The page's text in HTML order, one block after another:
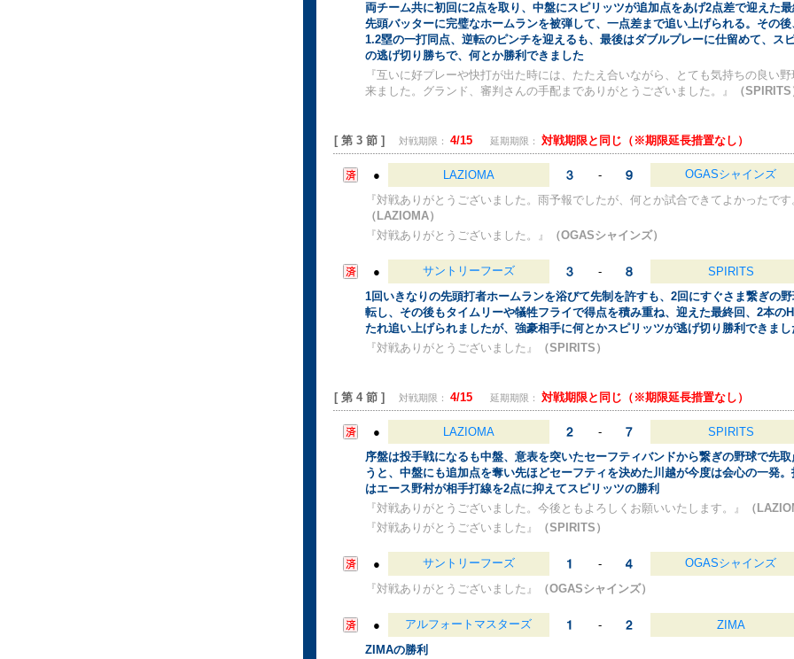
両チーム共に初回に2点を取り、中盤にスピリッツが追加点をあげ2点差で迎えた最
先頭バッターに完璧なホームランを被弾して、一点差まで追い上げられる。その後
1.2塁の一打同点、逆転のピンチを迎えるも、最後はダブルプレーに仕留めて、ス
の逃げ切り勝ちで、何とか勝利できました
『互いに好プレーや快打が出た時には、たたえ合いながら、とても気持ちの良い野
来ました。グランド、審判さんの手配までありがとうございました。』
（SPIRITS
[ 第 3 節 ] 対戦期限： 4/15 延期期限： 対戦期限と同じ（※期限延長措置なし）
● LAZIOMA - OGASシャインズ
『対戦ありがとうございました。雨予報でしたが、何とか試合できてよかったです
（LAZIOMA）
『対戦ありがとうございました。』
（OGASシャインズ）
● サントリーフーズ - SPIRITS
1回いきなりの先頭打者ホームランを浴びて先制を許すも、2回にすぐさま繋ぎの
転し、その後もタイムリーや犠牲フライで得点を積み重ね、迎えた最終回、2本の
たれ追い上げられましたが、強豪相手に何とかスピリッツが逃げ切り勝利できまし
『対戦ありがとうございました』
（SPIRITS）
[ 第 4 節 ] 対戦期限： 4/15 延期期限： 対戦期限と同じ（※期限延長措置なし）
● LAZIOMA - SPIRITS
序盤は投手戦になるも中盤、意表を突いたセーフティバンドから繋ぎの野球で先取
うと、中盤にも追加点を奪い先ほどセーフティを決めた川越が今度は会心の一発。
はエース野村が相手打線を2点に抑えてスピリッツの勝利
『対戦ありがとうございました。今後ともよろしくお願いいたします。』
（
『対戦ありがとうございました』
（SPIRITS）
● サントリーフーズ - OGASシャインズ
『対戦ありがとうございました』
（OGASシャインズ）
● アルフォートマスターズ - ZIMA
ZIMAの勝利